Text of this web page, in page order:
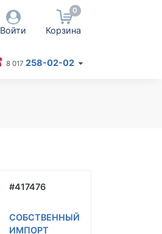
Войти
0
Корзина
8 017 258-02-02
#417476
СОБСТВЕННЫЙ
ИМПОРТ